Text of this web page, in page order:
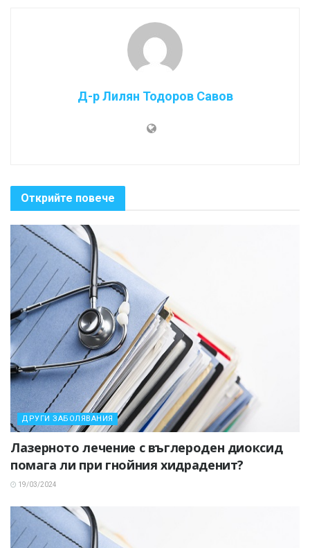
Д-р Лилян Тодоров Савов
Открийте повече
ДРУГИ ЗАБОЛЯВАНИЯ
Лазерното лечение с въглероден диоксид
помага ли при гнойния хидраденит?
19/03/2024